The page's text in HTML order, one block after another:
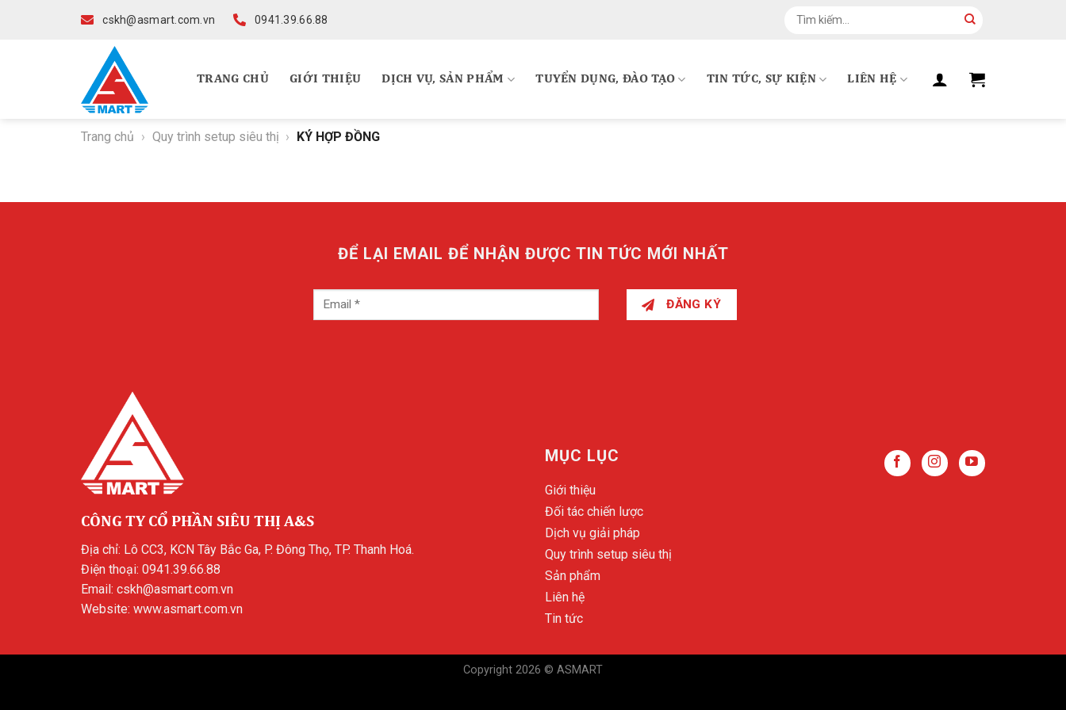
cskh@asmart.com.vn 0941.39.66.88
kiếm:
TRANG CHỦ GIỚI THIỆU DỊCH VỤ, SẢN PHẨM TUYỂN DỤNG, ĐÀO TẠO TIN TỨC, SỰ KIỆN LIÊN HỆ
Trang chủ › Quy trình setup siêu thị › KÝ HỢP ĐỒNG
ĐỂ LẠI EMAIL ĐỂ NHẬN ĐƯỢC TIN TỨC MỚI NHẤT
ĐĂNG KÝ
CÔNG TY CỔ PHẦN SIÊU THỊ A&S
Địa chỉ: Lô CC3, KCN Tây Bắc Ga, P. Đông Thọ, TP. Thanh Hoá.
Điện thoại: 0941.39.66.88
Email: cskh@asmart.com.vn
Website: www.asmart.com.vn
MỤC LỤC
Giới thiệu
Đối tác chiến lược
Dịch vụ giải pháp
Quy trình setup siêu thị
Sản phẩm
Liên hệ
Tin tức
Copyright 2026 © ASMART